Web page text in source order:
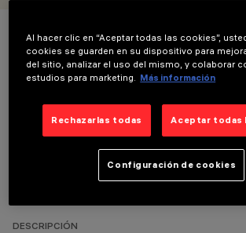
COLOR
DATOS TÉCNICOS
DESCRIPCIÓN
Al hacer clic en “Aceptar todas las cookies”,
cookies se guarden en su dispositivo para
del sitio, analizar el uso del mismo, y colaborar
estudios para marketing.
Más información
Rechazarlas todas Aceptar todas
Configuración de cookies